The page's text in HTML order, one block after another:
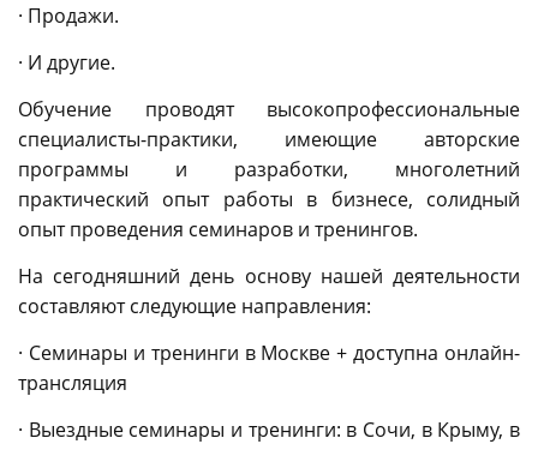
· Продажи.
· И другие.
Обучение проводят высокопрофессиональные
специалисты-практики, имеющие авторские
программы и разработки, многолетний
практический опыт работы в бизнесе, солидный
опыт проведения семинаров и тренингов.
На сегодняшний день основу нашей деятельности
составляют следующие направления:
· Семинары и тренинги в Москве + доступна онлайн-
трансляция
· Выездные семинары и тренинги: в Сочи, в Крыму, в